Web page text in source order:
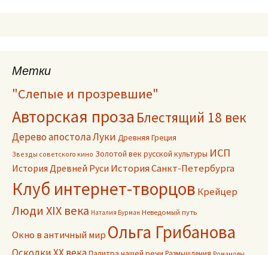
Метки
"Слепые и прозревшие"
Авторская проза Блестящий 18 век
Дерево апостола Луки Древняя Греция
Звезды советского кино Золотой век русской культуры ИСП
История Древней Руси История Санкт-Петербурга
Клуб интернет-творцов Крейцер
Люди XIX века Наталия Бурман Неведомый путь
Окно в античный мир Ольга Грибанова